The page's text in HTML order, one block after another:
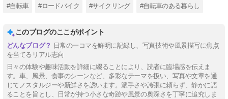
#自転車 #ロードバイク #サイクリング #自転車のある暮らし
このブログのここがポイント
日常の一コマを鮮明に記録し、写真技術や風景描写に焦点
を当てるリアル志向
日々の体験や趣味活動を詳細に綴ることにより、読者に臨場感を伝えま
す。車、風景、食事のシーンなど、多彩なテーマを扱い、写真や文章を通
じてノスタルジーや新鮮さを誘います。派手さや誇張に頼らず、静かに語
ることを旨とし、日常が持つ小さな奇跡や風景の奥深さを丁寧に追究しま